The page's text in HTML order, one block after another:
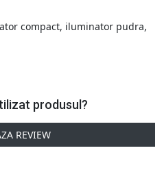
compact, iluminator pudra,
produsul?
REVIEW